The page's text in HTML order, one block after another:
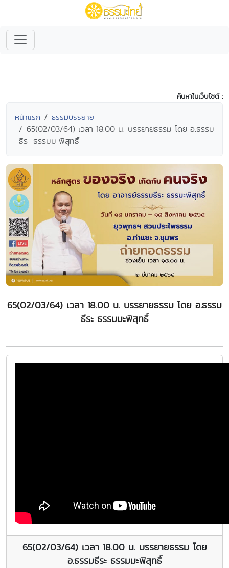
ค้นหาในเว็บไซต์ :
หน้าแรก ธรรมบรรยาย
65(02/03/64) เวลา 18.00 น. บรรยายธรรม โดย อ.ธรรม
ธีระ ธรรมมะพิสุทธิ์
65(02/03/64) เวลา 18.00 น. บรรยายธรรม โดย อ.ธรรม
ธีระ ธรรมมะพิสุทธิ์
65(02/03/64) เวลา 18.00 น. บรรยายธรรม โดย
อ.ธรรมธีระ ธรรมมะพิสุทธิ์